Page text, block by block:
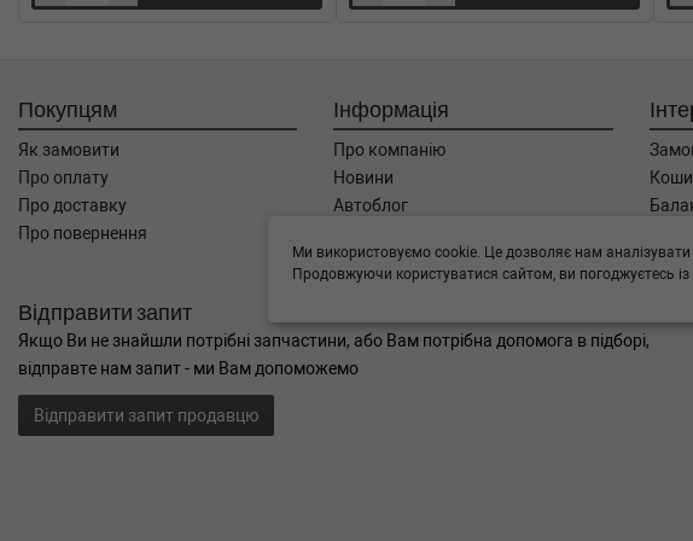
Бензиновый двигатель, Об'єм: 44cc, Потужність: 60HP)
Покупцям
Як замовити
Про оплату
Про доставку
Про повернення
Інформація
Про компанію
Новини
Автоблог
Контакти
Відправити запит
Якщо Ви не знайшли потрібні запчастини, або Вам потрібна допомога в підборі,
відправте нам запит - ми Вам допоможемо
Відправити запит продавцю
Ми використовуємо cookie. Це дозволяє нам аналізувати
Продовжуючи користуватися сайтом, ви погоджуєтесь